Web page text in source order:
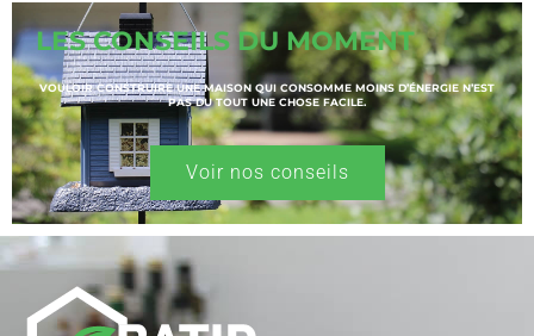
LES CONSEILS DU MOMENT
VOULOIR CONSTRUIRE UNE MAISON QUI CONSOMME MOINS D’ÉNERGIE N’EST
PAS DU TOUT UNE CHOSE FACILE.
Voir nos conseils